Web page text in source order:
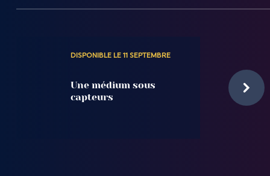
DISPONIBLE LE 11 SEPTEMBRE
Une médium sous
capteurs